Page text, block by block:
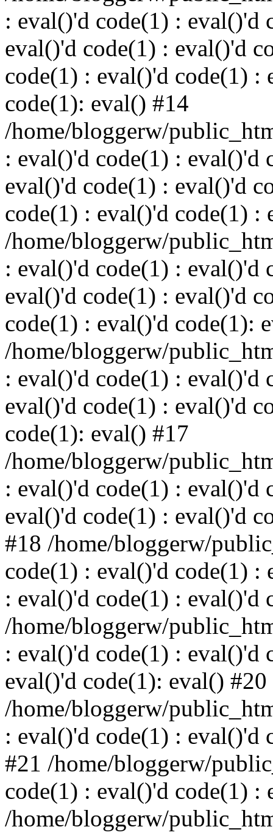
: eval()'d code(1) : eval()'d
eval()'d code(1) : eval()'d
code(1) : eval()'d code(1) :
code(1): eval() #14
/home/bloggerw/
: eval()'d code(1) : eval()'d
eval()'d code(1) : eval()'d
code(1) : eval()'d code(1) :
/home/bloggerw/
: eval()'d code(1) : eval()'d
eval()'d code(1) : eval()'d
code(1) : eval()'d code(1):
/home/bloggerw/
: eval()'d code(1) : eval()'d
eval()'d code(1) : eval()'d
code(1): eval() #17
/home/bloggerw/
: eval()'d code(1) : eval()'d
eval()'d code(1) : eval()'d
#18 /home/bloggerw/
code(1) : eval()'d code(1) :
: eval()'d code(1) : eval()'d
/home/bloggerw/
: eval()'d code(1) : eval()'d
eval()'d code(1): eval() #20
/home/bloggerw/
: eval()'d code(1) : eval()'d
#21 /home/bloggerw/
code(1) : eval()'d code(1) :
/home/bloggerw/